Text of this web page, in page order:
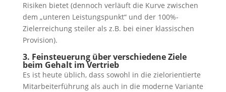
Risiken bietet (dennoch verläuft die Kurve zwischen
dem „unteren Leistungspunkt“ und der 100%-
Zielerreichung steiler als z.B. bei einer klassischen
Provision).
3. Feinsteuerung über verschiedene Ziele
beim Gehalt im Vertrieb
Es ist heute üblich, dass sowohl in die zielorientierte
Mitarbeiterführung als auch in die moderne Variante